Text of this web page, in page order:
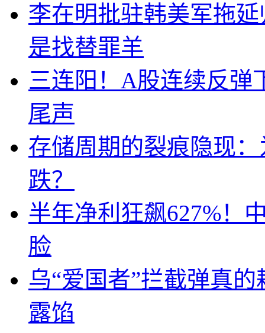
李在明批驻韩美军拖
是找替罪羊
三连阳！A股连续反弹
尾声
存储周期的裂痕隐现
跌？
半年净利狂飙627%！
脸
乌“爱国者”拦截弹真
露馅